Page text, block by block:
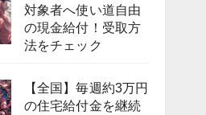
対象者へ使い道自由
の現金給付！受取方
法をチェック
【全国】毎週約3万円
の住宅給付金を継続